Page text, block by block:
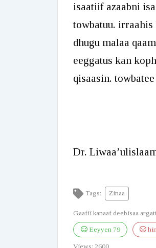
isaatiif azaabni
towbatuu. irraahis
dhugu malaa
eeggatus kan
qisaasin.
Dr.
Tags: Zinaa
Gaafii kanaaf deebisaa
Eeyyen 79
Views: 2600